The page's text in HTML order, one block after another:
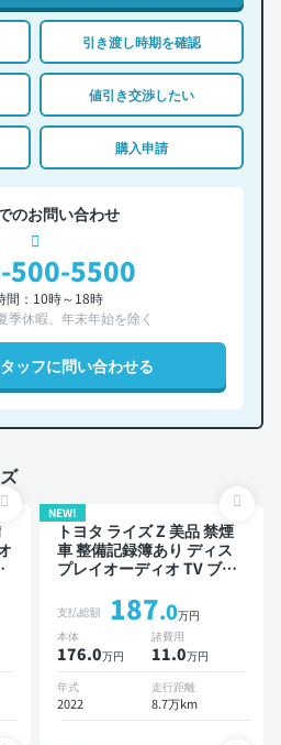
引き渡し時期を確認
値引き交渉したい
購入申請
のお問い合わせ
500-5500
間：10時～18時
季休暇、年末年始を除く
ッフに問い合わせる
NEW!
トヨタ ライズ Z 美品 禁煙
車 整備記録簿あり ディス
プレイオーディオ TV ブラ
ートクルーズ スマートキー
ETC バックモニター 全方
位カメラ ドライブレコーダ
ー 衝突軽減
支払総額 187.0万円
本体
176.0万円
諸費用
11.0万円
年式
2022
走行距離
8.7万km